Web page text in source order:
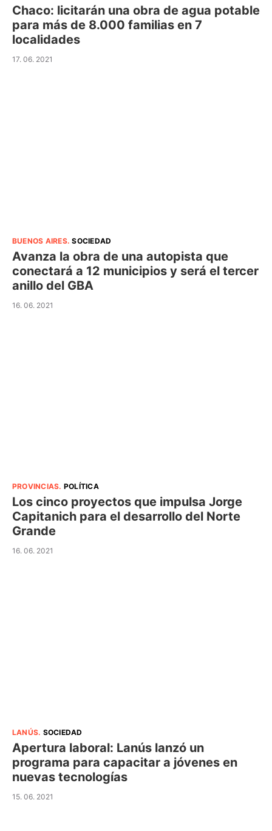
Chaco: licitarán una obra de agua potable
para más de 8.000 familias en 7
localidades
17. 06. 2021
BUENOS AIRES.SOCIEDAD
Avanza la obra de una autopista que
conectará a 12 municipios y será el tercer
anillo del GBA
16. 06. 2021
PROVINCIAS. POLÍTICA
Los cinco proyectos que impulsa Jorge
Capitanich para el desarrollo del Norte
Grande
16. 06. 2021
LANÚS. SOCIEDAD
Apertura laboral: Lanús lanzó un
programa para capacitar a jóvenes en
nuevas tecnologías
15. 06. 2021